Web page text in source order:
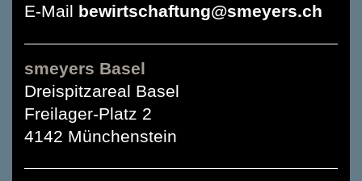
E-Mail bewirtschaftung@smeyers.ch
smeyers Basel
Dreispitzareal Basel
Freilager-Platz 2
4142 Münchenstein